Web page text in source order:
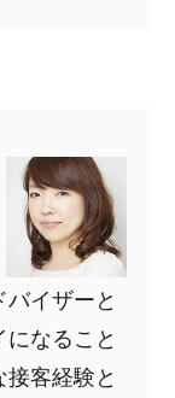
イザーと
なること
客経験と